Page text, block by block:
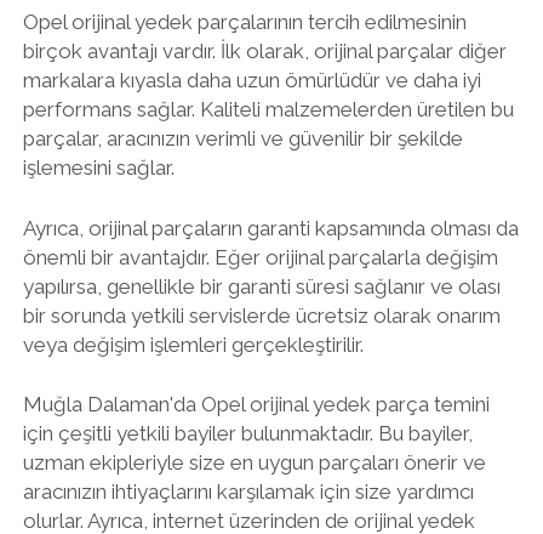
Opel orijinal yedek parçalarının tercih edilmesinin
birçok avantajı vardır. İlk olarak, orijinal parçalar diğer
markalara kıyasla daha uzun ömürlüdür ve daha iyi
performans sağlar. Kaliteli malzemelerden üretilen bu
parçalar, aracınızın verimli ve güvenilir bir şekilde
işlemesini sağlar.
Ayrıca, orijinal parçaların garanti kapsamında olması da
önemli bir avantajdır. Eğer orijinal parçalarla değişim
yapılırsa, genellikle bir garanti süresi sağlanır ve olası
bir sorunda yetkili servislerde ücretsiz olarak onarım
veya değişim işlemleri gerçekleştirilir.
Muğla Dalaman'da Opel orijinal yedek parça temini
için çeşitli yetkili bayiler bulunmaktadır. Bu bayiler,
uzman ekipleriyle size en uygun parçaları önerir ve
aracınızın ihtiyaçlarını karşılamak için size yardımcı
olurlar. Ayrıca, internet üzerinden de orijinal yedek